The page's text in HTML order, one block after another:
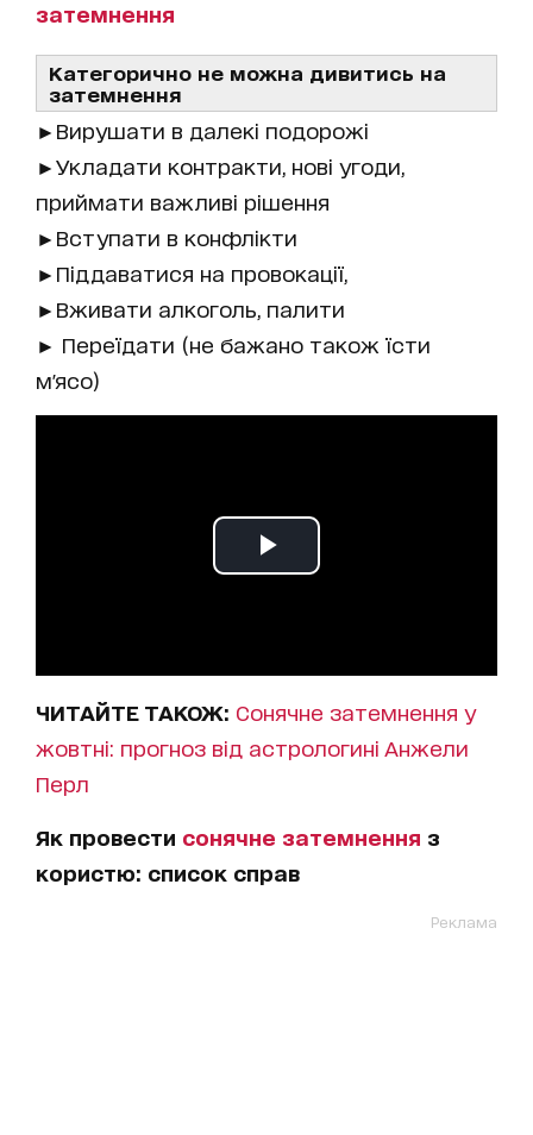
затемнення
Категорично не можна дивитись на
затемнення
►Вирушати в далекі подорожі
►Укладати контракти, нові угоди,
приймати важливі рішення
►Вступати в конфлікти
►Піддаватися на провокації,
►Вживати алкоголь, палити
► Переїдати (не бажано також їсти
м'ясо)
ЧИТАЙТЕ ТАКОЖ: Сонячне затемнення у
жовтні: прогноз від астрологині Анжели
Перл
Як провести сонячне затемнення з
користю: список справ
Реклама